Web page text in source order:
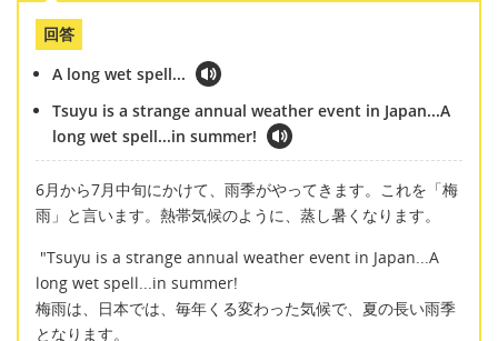
回答
A long wet spell...
Tsuyu is a strange annual weather event in Japan...A
long wet spell...in summer!
6月から7月中旬にかけて、雨季がやってきます。これを「梅
雨」と言います。熱帯気候のように、蒸し暑くなります。
"Tsuyu is a strange annual weather event in Japan...A
long wet spell...in summer!
梅雨は、日本では、毎年くる変わった気候で、夏の長い雨季
となります。